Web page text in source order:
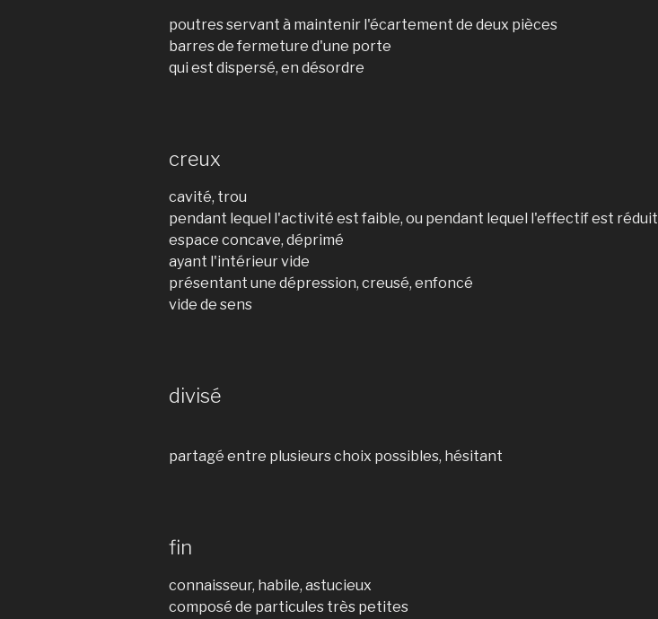
poutres servant à maintenir l'écartement de deux pièces
barres de fermeture d'une porte
qui est dispersé, en désordre
creux
cavité, trou
pendant lequel l'activité est faible, ou pendant lequel l'effectif est réduit
espace concave, déprimé
ayant l'intérieur vide
présentant une dépression, creusé, enfoncé
vide de sens
divisé
partagé entre plusieurs choix possibles, hésitant
fin
connaisseur, habile, astucieux
composé de particules très petites